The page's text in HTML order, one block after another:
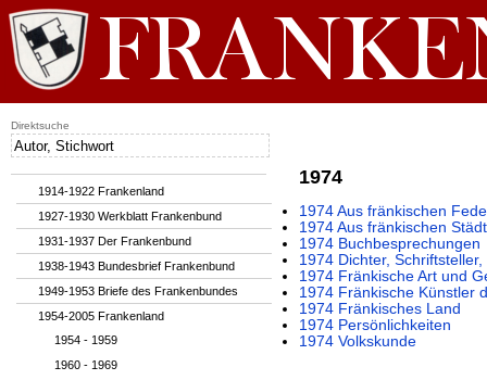
1974
1974 Aus fränkischen
1974 Aus fränkischen
1974 Buchbesprechungen
1974 Dichter,
1974 Fränkische Art und
1974 Fränkische Künstler
1974 Fränkisches Land
1974 Persönlichkeiten
1974 Volkskunde
1914-1922 Frankenland
1927-1930 Werkblatt Frankenbund
1931-1937 Der Frankenbund
1938-1943 Bundesbrief Frankenbund
1949-1953 Briefe des Frankenbundes
1954-2005 Frankenland
1954 - 1959
1960 - 1969
Direktsuche